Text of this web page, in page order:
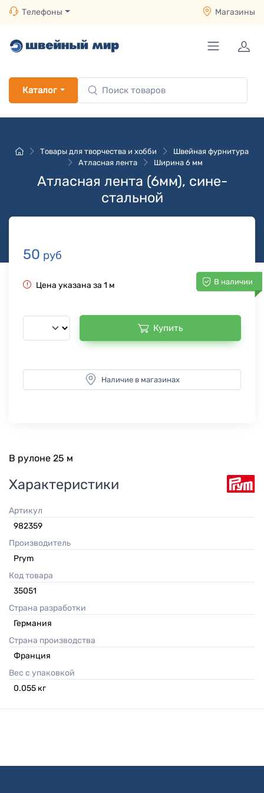
Телефоны Магазины
Каталог
Товары для творчества и хобби
Швейная фурнитура
Атласная лента
Ширина 6 мм
Атласная лента (6мм), сине-
стальной
50 руб
В наличии
Цена указана за 1 м
Купить
Наличие в магазинах
В рулоне 25 м
Характеристики
Артикул
982359
Производитель
Prym
Код товара
35051
Страна разработки
Германия
Страна производства
Франция
Вес с упаковкой
0.055 кг